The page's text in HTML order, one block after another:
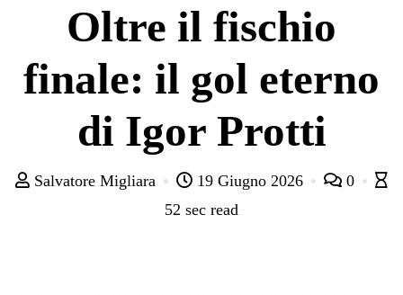
Oltre il fischio
finale: il gol eterno
di Igor Protti
Salvatore Migliara 19 Giugno 2026
0
52 sec read